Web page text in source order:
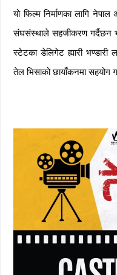
यो फिल्म निर्माणका लागि
संघसंस्थाले सहजीकरण गर्दैछन
स्टेटका डेलिगेट ह्यारी भण्डारी
तेल भिसाको छायाँकनमा सहयोग